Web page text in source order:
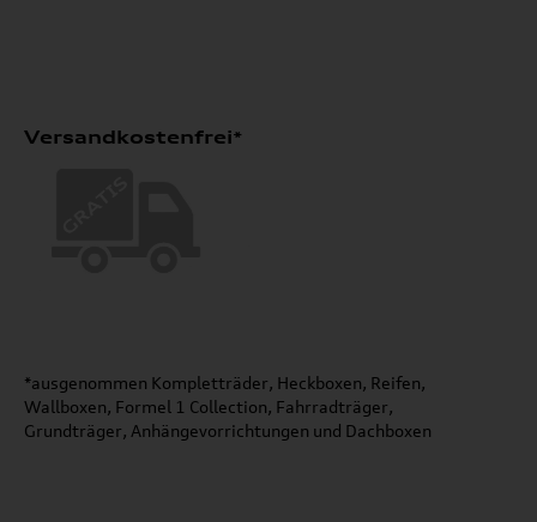
Versandkostenfrei*
*ausgenommen Kompletträder, Heckboxen, Reifen,
Wallboxen, Formel 1 Collection, Fahrradträger,
Grundträger, Anhängevorrichtungen und Dachboxen